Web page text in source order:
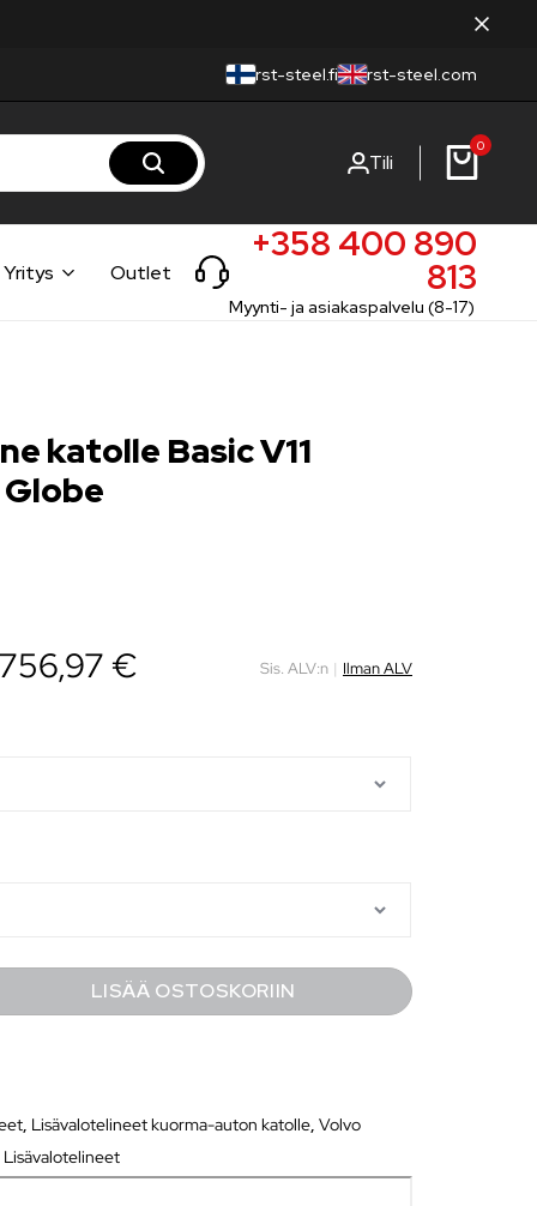
rst-steel.fi rst-steel.com
Tili
0
Yritys Outlet
+358 400 890
813
Myynti- ja asiakaspalvelu (8-17)
katolle Basic V11
€ Sis. ALV:n | Ilman ALV
LISÄÄ OSTOSKORIIN
Lisävalotelineet kuorma-auton katolle ,Volvo
Lisävalotelineet